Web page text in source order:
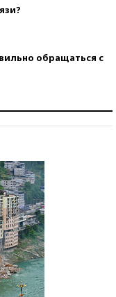
обращаться с